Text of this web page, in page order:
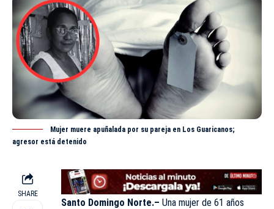
Mujer muere apuñalada por su pareja en Los Guaricanos;
agresor está detenido
SHARE
Santo Domingo Norte.– Una mujer de 61 años